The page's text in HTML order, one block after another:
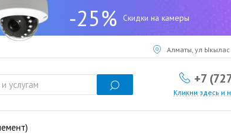
-25% Скидки на камеры
Алматы, ул Ыкылас
+7
Кликни здесь и